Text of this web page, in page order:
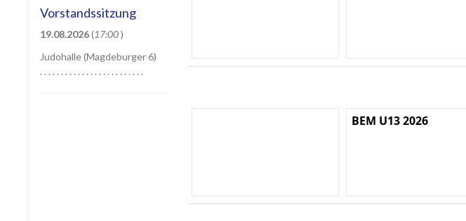
BEM U13 2026
Vorstandssitzung
19.08.2026(17:00)
Judohalle (Magdeburger 6)
. . . . . . . . . . . . . . . . . . . . . . . . .